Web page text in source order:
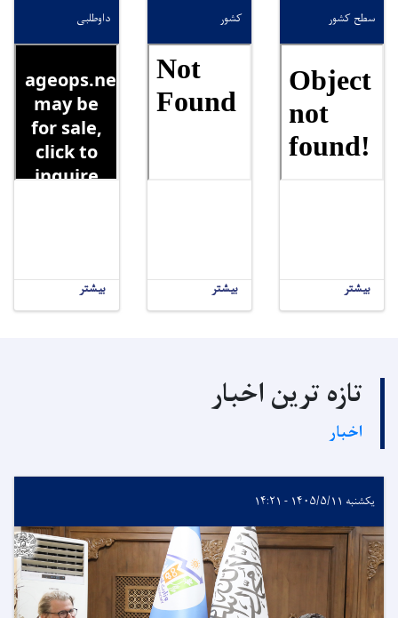
سطح کشور
بیشتر
کشور
بیشتر
داوطلبی
بیشتر
تازه ترین اخبار
اخبار
یکشنبه ۱۴۰۵/۵/۱۱ - ۱۴:۲۱